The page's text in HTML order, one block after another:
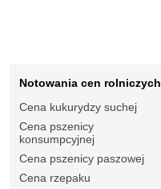
Notowania cen rolniczych
Cena kukurydzy suchej
Cena pszenicy
konsumpcyjnej
Cena pszenicy paszowej
Cena rzepaku